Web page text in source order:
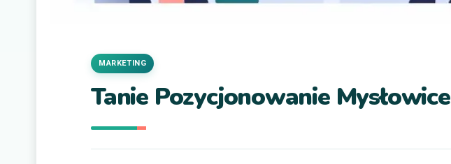
Tanie Pozycjonowanie Mysłowice
MARKETING